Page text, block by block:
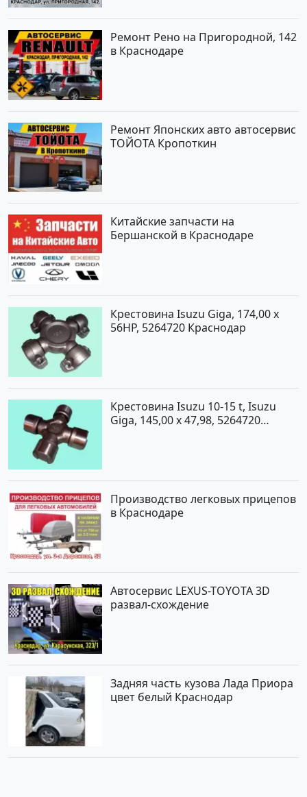
Ремонт Рено на Пригородной, 142
в Краснодаре
Ремонт Японских авто автосервис
ТОЙОТА Кропоткин
Китайские запчасти на
Бершанской в Краснодаре
Крестовина Isuzu Giga, 174,00 x
56HP, 5264720 Краснодар
Крестовина Isuzu 10-15 t, Isuzu
Giga, 145,00 x 47,98, 5264720
Производство легковых прицепов
в Краснодаре
Автосервис LEXUS-TOYOTA 3D
развал-схождение
Задняя часть кузова Лада Приора
цвет белый Краснодар